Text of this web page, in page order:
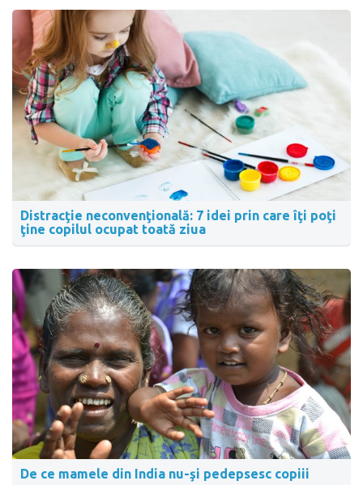
Distracţie neconvenţională: 7 idei prin care îţi poţi
ţine copilul ocupat toată ziua
De ce mamele din India nu-şi pedepsesc copiii